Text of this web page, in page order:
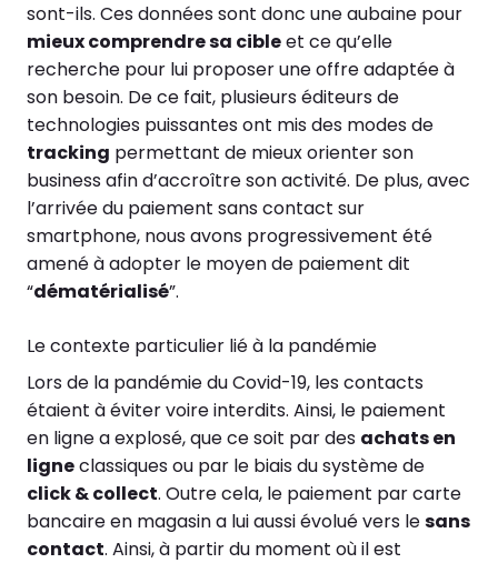
sont-ils. Ces données sont donc une aubaine pour
mieux comprendre sa cibleet ce qu’elle
recherche pour lui proposer une offre adaptée à
son besoin. De ce fait, plusieurs éditeurs de
technologies puissantes ont mis des modes de
tracking permettant de mieux orienter son
business afin d’accroître son activité. De plus, avec
l’arrivée du paiement sans contact sur
smartphone, nous avons progressivement été
amené à adopter le moyen de paiement dit
“dématérialisé”.
Le contexte particulier lié à la pandémie
Lors de la pandémie du Covid-19, les contacts
étaient à éviter voire interdits. Ainsi, le paiement
en ligne a explosé, que ce soit par des achats en
ligneclassiques ou par le biais du système de
click & collect. Outre cela, le paiement par carte
bancaire en magasin a lui aussi évolué vers lesans
contact. Ainsi, à partir du moment où il est